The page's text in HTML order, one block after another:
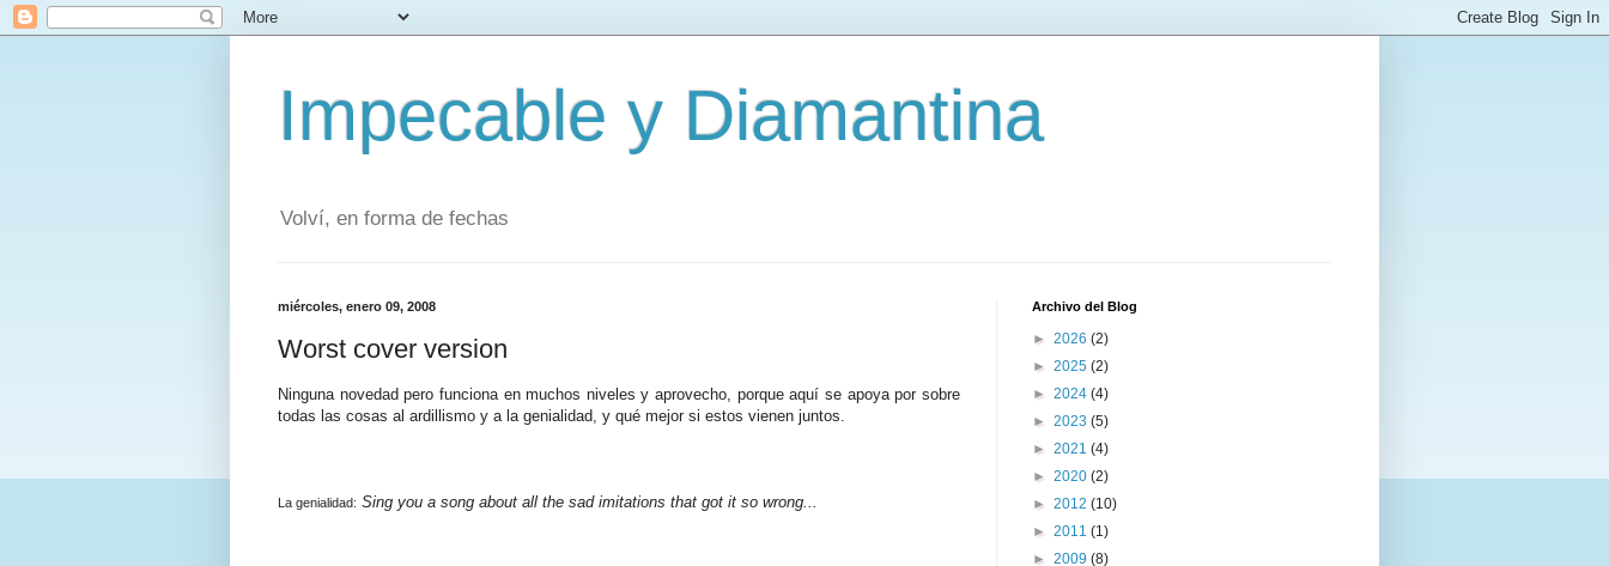
Impecable y Diamantina
Volví, en forma de fechas
miércoles, enero 09, 2008
Worst cover version
Ninguna novedad pero funciona en muchos niveles y aprovecho, porque aquí se apoya por sobre
todas las cosas al ardillismo y a la genialidad, y qué mejor si estos vienen juntos.
La genialidad: Sing you a song about all the sad imitations that got it so wrong...
Archivo del Blog
► 2026 (2)
► 2025 (2)
► 2024 (4)
► 2023 (5)
► 2021 (4)
► 2020 (2)
► 2012 (10)
► 2011 (1)
► 2009 (8)